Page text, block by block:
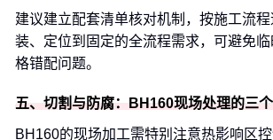
建议建立配套清单核对机制，按施工流
装、定位到固定的全流程需求，可避免
格错配问题。
五、切割与防腐：BH160现场处理的三
BH160的现场加工需特别注意热影响区